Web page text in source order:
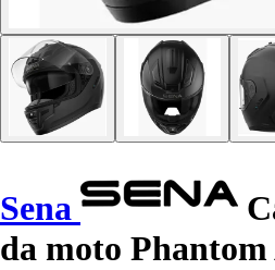
Sena
da moto